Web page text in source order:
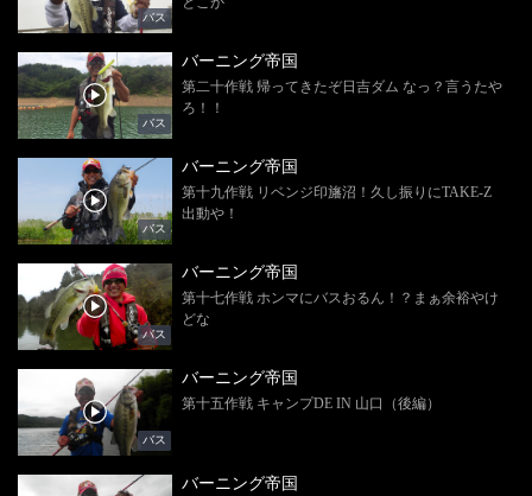
バス
バス
バーニング帝国
第二十作戦 帰ってきたぞ日吉ダム なっ？言うたや
ろ！！
バス
バーニング帝国
第十九作戦 リベンジ印旛沼！久し振りにTAKE-Z
出動や！
バス
バーニング帝国
第十七作戦 ホンマにバスおるん！？まぁ余裕やけ
どな
バス
バーニング帝国
第十五作戦 キャンプDE IN 山口（後編）
バーニング帝国